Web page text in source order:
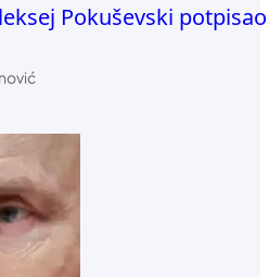
Pokuševski